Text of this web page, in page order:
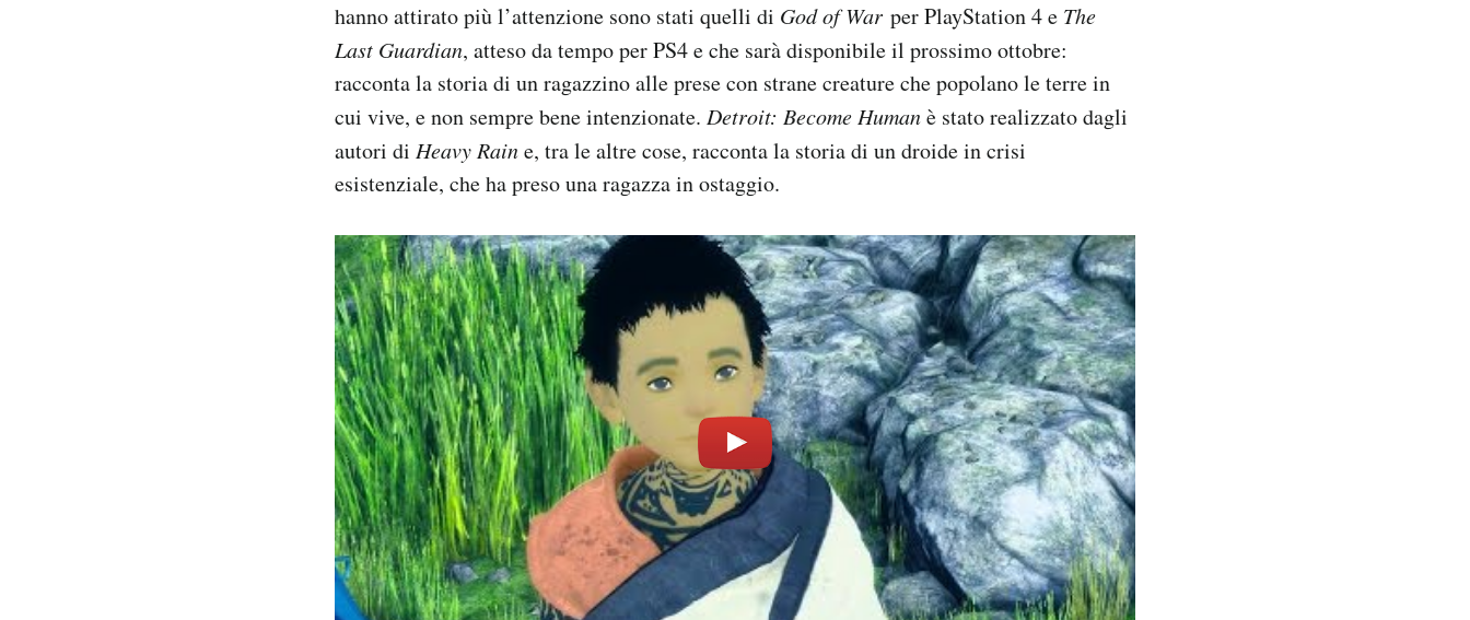
hanno attirato più l’attenzione sono stati quelli di God of War per PlayStation 4 e The
Last Guardian, atteso da tempo per PS4 e che sarà disponibile il prossimo ottobre:
racconta la storia di un ragazzino alle prese con strane creature che popolano le terre in
cui vive, e non sempre bene intenzionate. Detroit: Become Humanè stato realizzato dagli
autori di Heavy Raine, tra le altre cose, racconta la storia di un droide in crisi
esistenziale, che ha preso una ragazza in ostaggio.